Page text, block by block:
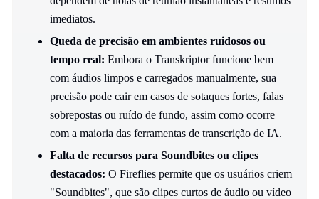
imediatos.
Queda de precisão em ambientes ruidosos ou
tempo real: Embora o Transkriptor funcione bem
com áudios limpos e carregados manualmente, sua
precisão pode cair em casos de sotaques fortes, falas
sobrepostas ou ruído de fundo, assim como ocorre
com a maioria das ferramentas de transcrição de IA.
Falta de recursos para Soundbites ou clipes
destacados: O Fireflies permite que os usuários criem
"Soundbites", que são clipes curtos de áudio ou vídeo